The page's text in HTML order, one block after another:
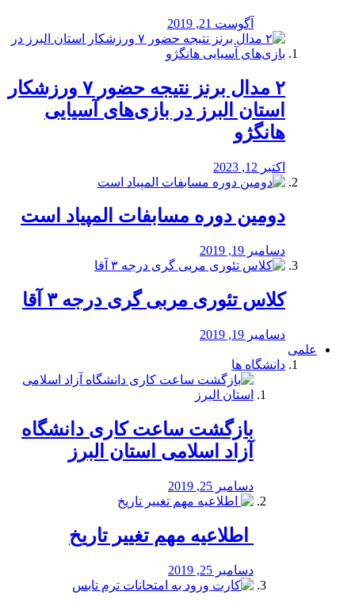
آگوست 21, 2019
۲ مدال برنز نتیجه حضور ۷ ورزشکار
استان البرز در بازی‌های آسیایی
هانگژو
اکتبر 12, 2023
دومین دوره مسابفات المپیاد است
دسامبر 19, 2019
کلاس تئوری مربی گری درجه ۳ آقا
دسامبر 19, 2019
علمی
دانشگاه ها
بازگشت ساعت کاری دانشگاه
آزاد اسلامی استان البرز
دسامبر 25, 2019
️ اطلاعیه مهم تغییر تاریخ
دسامبر 25, 2019